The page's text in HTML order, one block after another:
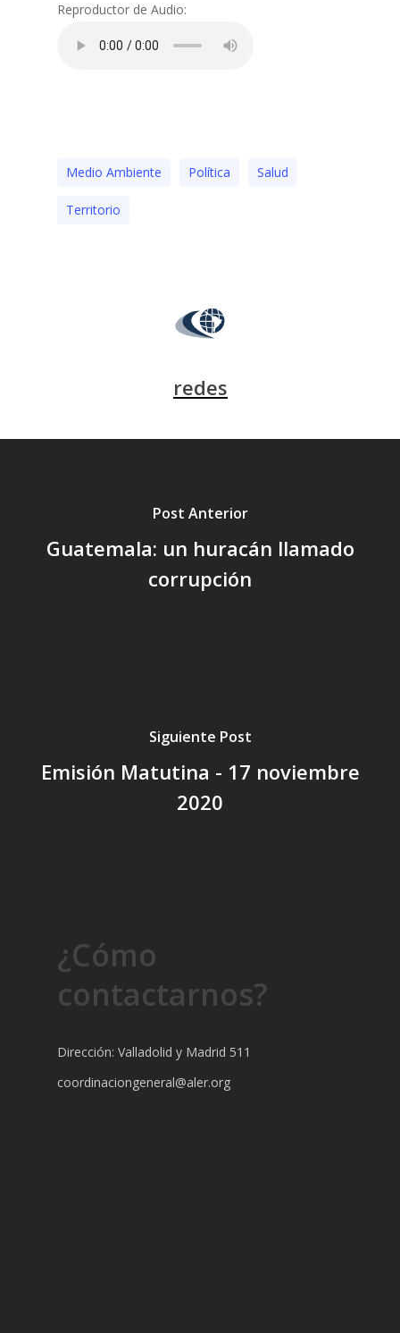
Reproductor de Audio:
Medio Ambiente Polí­tica Salud
Territorio
redes
Post Anterior
Guatemala: un huracán llamado
corrupción
Siguiente Post
Emisión Matutina - 17 noviembre
2020
¿Cómo
contactarnos?
Dirección: Valladolid y Madrid 511
coordinaciongeneral@aler.org